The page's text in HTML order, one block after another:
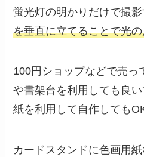
蛍光灯の明かりだけで撮
を垂直に立てることで光
100円ショップなどで売っ
や書架台を利用しても良
紙を利用して自作しても
カードスタンドに色画用